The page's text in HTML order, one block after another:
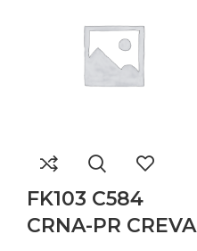
FK103 C584
CRNA-PR CREVA